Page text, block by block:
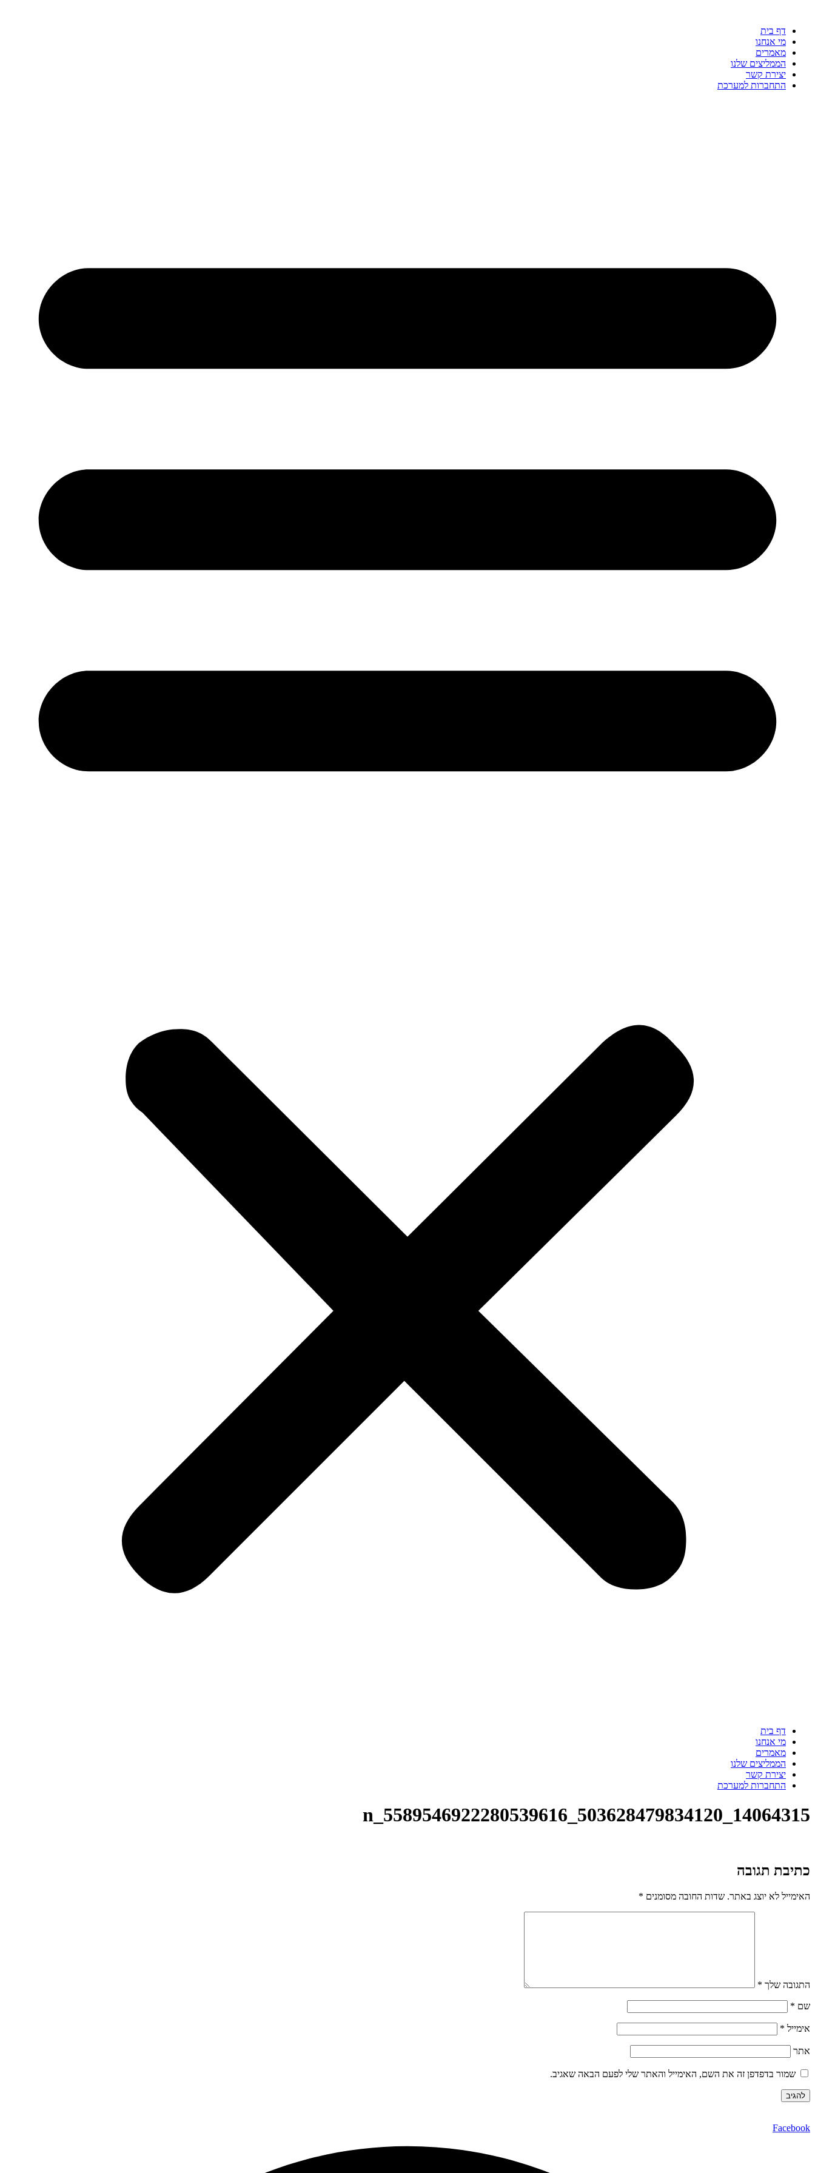
דף בית
מי אנחנו
מאמרים
הממליצים שלנו
יצירת קשר
התחברות למערכת
דף בית
מי אנחנו
מאמרים
הממליצים שלנו
יצירת קשר
התחברות למערכת
14064315_503628479834120_5589546922280539616_n
כתיבת תגובה
האימייל לא יוצג באתר. שדות החובה מסומנים *
התגובה שלך *
שם *
אימייל *
אתר
שמור בדפדפן זה את השם, האימייל והאתר שלי לפעם הבאה שאגיב.
Facebook